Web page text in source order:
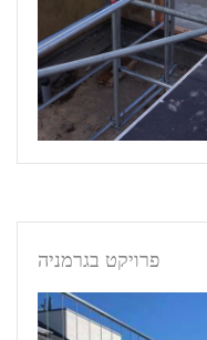
פרויקט בגרמניה